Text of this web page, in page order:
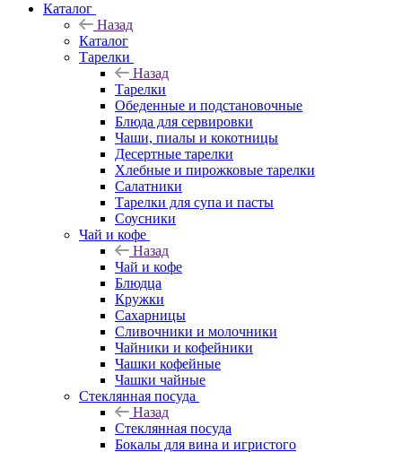
Каталог
Назад
Каталог
Тарелки
Назад
Тарелки
Обеденные и подстановочные
Блюда для сервировки
Чаши, пиалы и кокотницы
Десертные тарелки
Хлебные и пирожковые тарелки
Салатники
Тарелки для супа и пасты
Соусники
Чай и кофе
Назад
Чай и кофе
Блюдца
Кружки
Сахарницы
Сливочники и молочники
Чайники и кофейники
Чашки кофейные
Чашки чайные
Стеклянная посуда
Назад
Стеклянная посуда
Бокалы для вина и игристого